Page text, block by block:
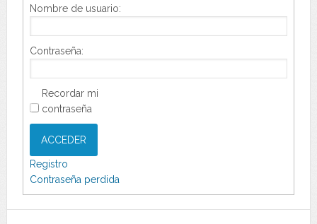
Nombre de usuario:
Contraseña:
Recordar mi
contraseña
ACCEDER
Registro
Contraseña perdida